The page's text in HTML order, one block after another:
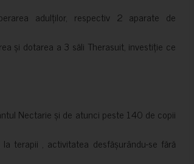
adulților, respectiv 2 aparate de
și dotarea a 3 săli Therasuit, investiție ce
Nectarie și de atunci peste 140 de copii
terapii , activitatea desfășurându-se fără